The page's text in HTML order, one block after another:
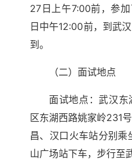
27日上午7:00前，参
日中午12:00前，到武
到。
（二）面试地点
面试地点：武汉
区东湖西路姚家岭231
昌、汉口火车站分别
山广场站下车，步行至